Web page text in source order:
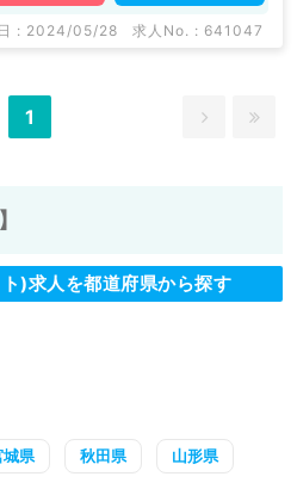
: 2024/05/28 求人No. : 641047
1
)求人を都道府県から探す
城県 秋田県 山形県